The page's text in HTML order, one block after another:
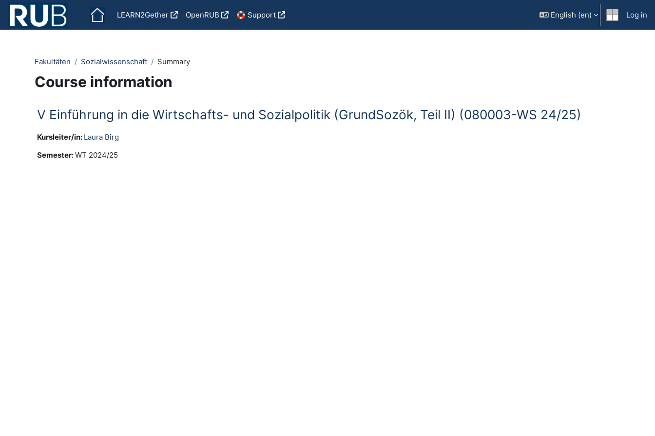
Skip to main content
LEARN2Gether
OpenRUB 🛟 Support English ‎(en)‎ Log in
Fakultäten Sozialwissenschaft Summary
Course information
V Einführung in die Wirtschafts- und Sozialpolitik (GrundSozök, Teil II) (080003-WS 24/25)
Kursleiter/in: Laura Birg
Semester:WT 2024/25